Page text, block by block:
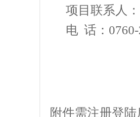
项目联系人
电 话：
附件需注册登